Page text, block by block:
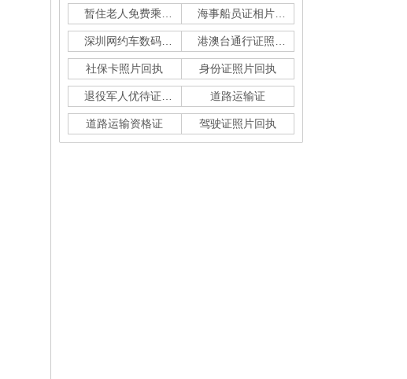
海事船员证相片采集
社保卡照片回执 身份证照片回执
道路运输证
道路运输资格证 驾驶证照片回执